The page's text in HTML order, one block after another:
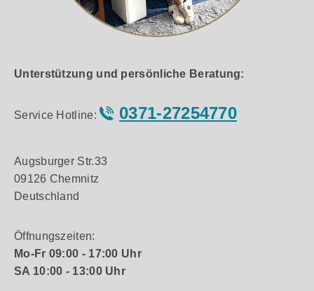
Unterstützung und persönliche Beratung:
Service Hotline: 0371-27254770
Augsburger Str.33
09126 Chemnitz
Deutschland
Öffnungszeiten:
Mo-Fr 09:00 - 17:00 Uhr
SA 10:00 - 13:00 Uhr